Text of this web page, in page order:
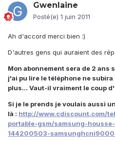
Gwenlaine
Posté(e) 1 juin 2011
Ah d'accord merci bien :)
D'autres gens qui auraient des
Mon abonnement sera de 2 ans
j'ai pu lire le téléphone ne
plus... Vaut-il vraiment le coup
Si je le prends je voulais aussi
là : http://www.cdiscount.com/
portable-gsm/samsung-
144200503-